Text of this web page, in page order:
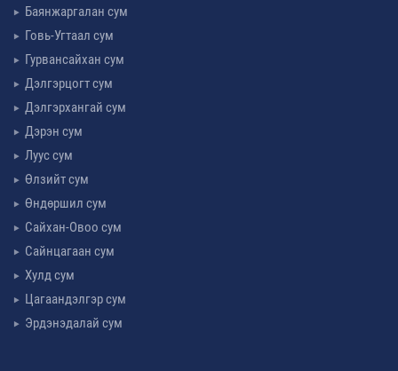
Баянжаргалан сум
Говь-Угтаал сум
Гурвансайхан сум
Дэлгэрцогт сум
Дэлгэрхангай сум
Дэрэн сум
Луус сум
Өлзийт сум
Өндөршил сум
Сайхан-Овоо сум
Сайнцагаан сум
Хулд сум
Цагаандэлгэр сум
Эрдэнэдалай сум